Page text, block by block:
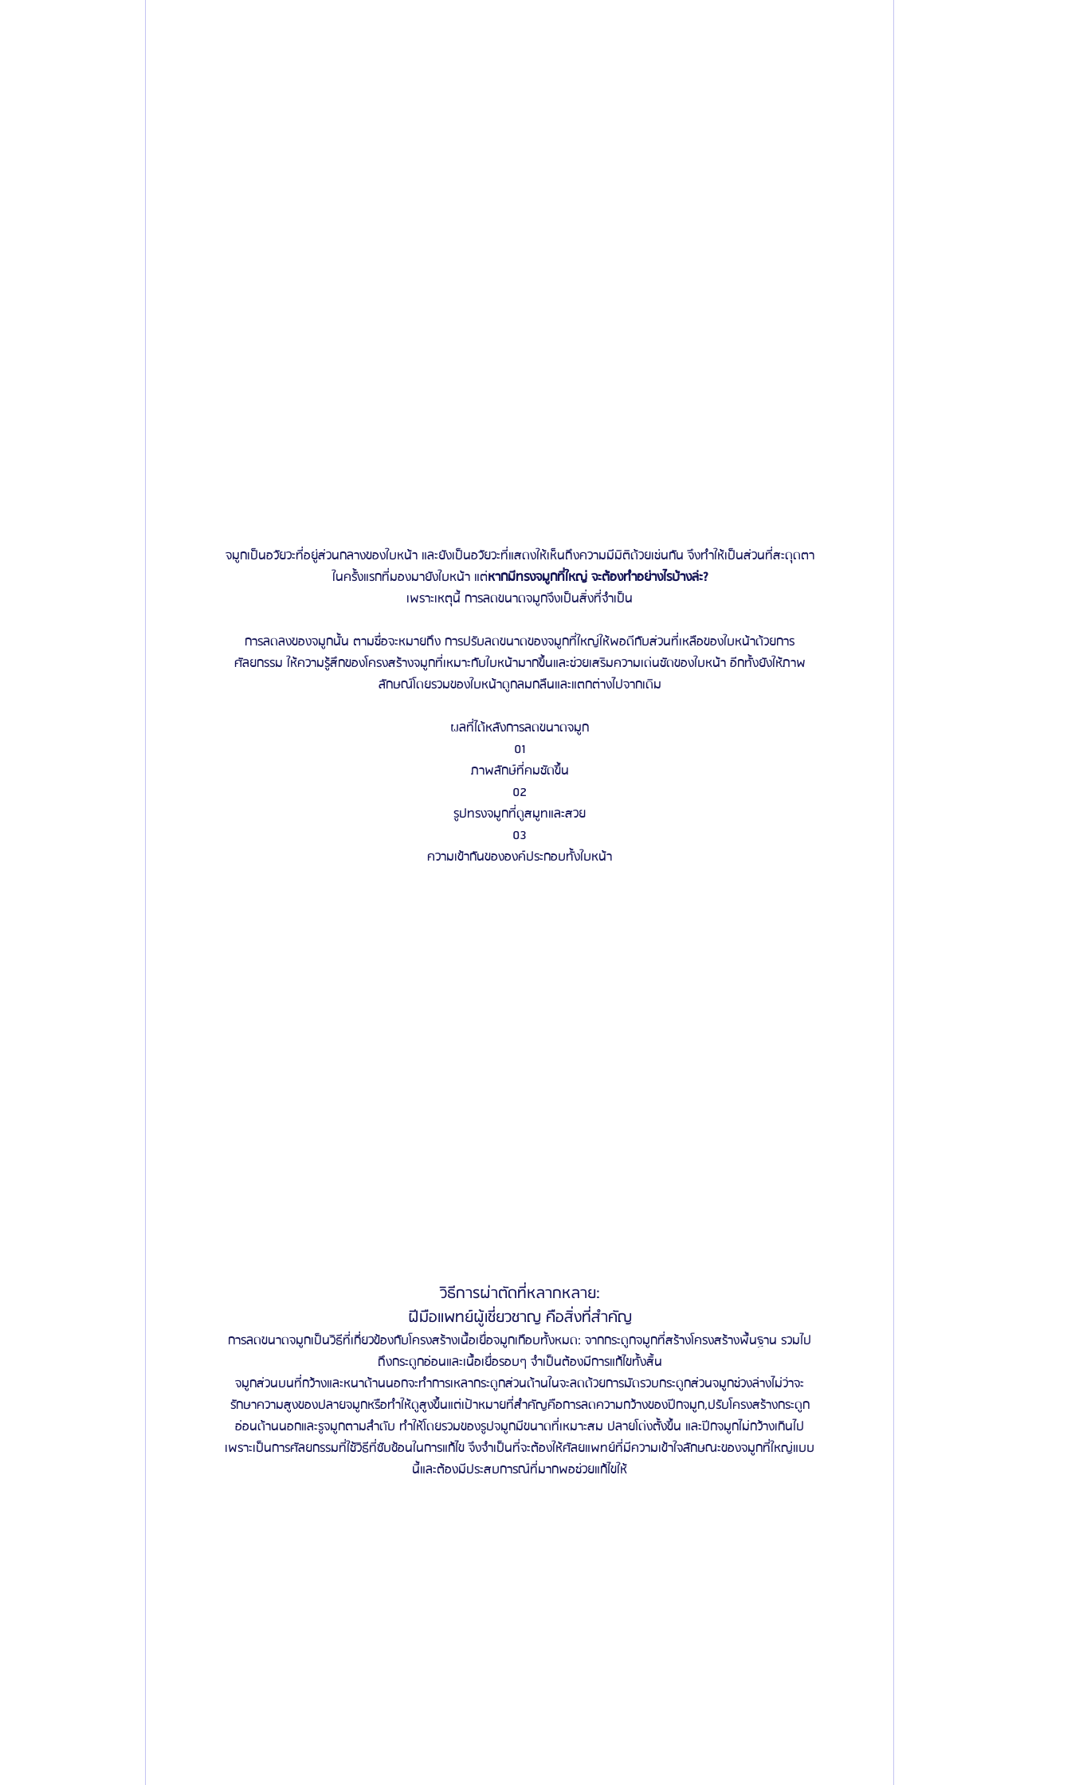
จมูกเป็นอวัยวะที่อยู่ส่วนกลางของใบหน้า และยังเป็นอวัยวะที่แสดงให้เห็นถึงความมีมิติด้วยเช่นกัน จึงทำให้เป็นส่วนที่สะดุดตา
ในครั้งแรกที่มองมายังใบหน้า แต่หากมีทรงจมูกที่ใหญ่ จะต้องทำอย่างไรบ้างล่ะ?
เพราะเหตุนี้ การลดขนาดจมูกจึงเป็นสิ่งที่จำเป็น
การลดลงของจมูกนั้น ตามชื่อจะหมายถึง การปรับลดขนาดของจมูกที่ใหญ่ให้พอดีกับส่วนที่เหลือของใบหน้าด้วยการ
ศัลยกรรม ให้ความรู้สึกของโครงสร้างจมูกที่เหมาะกับใบหน้ามากขึ้นและช่วยเสริมความเด่นชัดของใบหน้า อีกทั้งยังให้ภาพ
ลักษณ์โดยรวมของใบหน้าดูกลมกลืนและแตกต่างไปจากเดิม
ผลที่ได้หลังการลดขนาดจมูก
01
ภาพลักษ์ที่คมชัดขึ้น
02
รูปทรงจมูกที่ดูสมูทและสวย
03
ความเข้ากันขององค์ประกอบทั้งใบหน้า
วิธีการผ่าตัดที่หลากหลาย:
ฝีมือแพทย์ผู้เชี่ยวชาญ คือสิ่งที่สำคัญ
การลดขนาดจมูกเป็นวิธีที่เกี่ยวข้องกับโครงสร้างเนื้อเยื่อจมูกเกือบทั้งหมด: จากกระดูกจมูกที่สร้างโครงสร้างพื้นฐาน รวมไป
ถึงกระดูกอ่อนและเนื้อเยื่อรอบๆ จำเป็นต้องมีการแก้ไขทั้งสิ้น
จมูกส่วนบนที่กว้างและหนาด้านนอกจะทำการเหลากระดูกส่วนด้านในจะลดด้วยการมัดรวบกระดูกส่วนจมูกช่วงล่างไม่ว่าจะ
รักษาความสูงของปลายจมูกหรือทำให้ดูสูงขึ้นแต่เป้าหมายที่สำคัญคือการลดความกว้างของปีกจมูก,ปรับโครงสร้างกระดูก
อ่อนด้านนอกและรูจมูกตามลำดับ ทำให้โดยรวมของรูปจมูกมีขนาดที่เหมาะสม ปลายโด่งตั้งขึ้น และปีกจมูกไม่กว้างเกินไป
เพราะเป็นการศัลยกรรมที่ใช้วิธีที่ซับซ้อนในการแก้ไข จึงจำเป็นที่จะต้องให้ศัลยแพทย์ที่มีความเข้าใจลักษณะของจมูกที่ใหญ่แบบ
นี้และต้องมีประสบการณ์ที่มากพอช่วยแก้ไขให้